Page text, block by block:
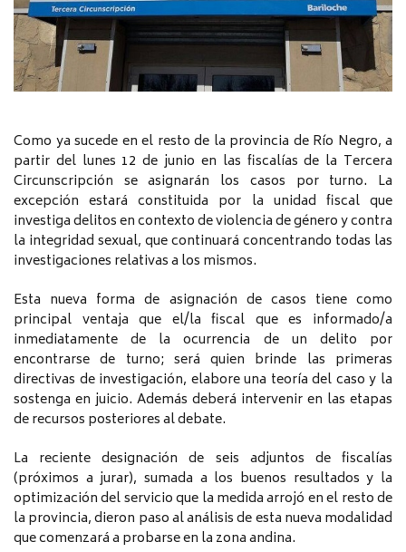
Como ya sucede en el resto de la provincia de Río Negro, a
partir del lunes 12 de junio en las fiscalías de la Tercera
Circunscripción se asignarán los casos por turno. La
excepción estará constituida por la unidad fiscal que
investiga delitos en contexto de violencia de género y contra
la integridad sexual, que continuará concentrando todas las
investigaciones relativas a los mismos.
Esta nueva forma de asignación de casos tiene como
principal ventaja que el/la fiscal que es informado/a
inmediatamente de la ocurrencia de un delito por
encontrarse de turno; será quien brinde las primeras
directivas de investigación, elabore una teoría del caso y la
sostenga en juicio. Además deberá intervenir en las etapas
de recursos posteriores al debate.
La reciente designación de seis adjuntos de fiscalías
(próximos a jurar), sumada a los buenos resultados y la
optimización del servicio que la medida arrojó en el resto de
la provincia, dieron paso al análisis de esta nueva modalidad
que comenzará a probarse en la zona andina.